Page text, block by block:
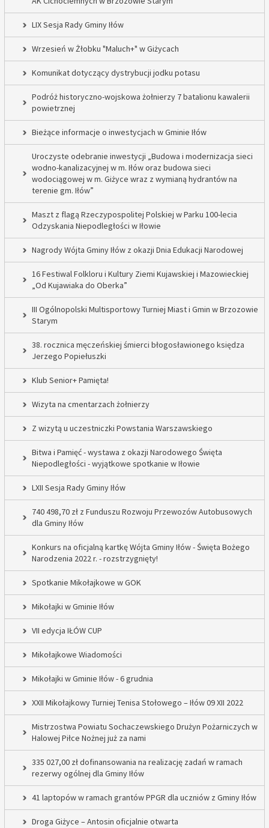
LIX Sesja Rady Gminy Iłów
Wrzesień w Żłobku "Maluch+" w Giżycach
Komunikat dotyczący dystrybucji jodku potasu
Podróż historyczno-wojskowa żołnierzy 7 batalionu kawalerii
powietrznej
Bieżące informacje o inwestycjach w Gminie Iłów
Uroczyste odebranie inwestycji „Budowa i modernizacja sieci
wodno-kanalizacyjnej w m. Iłów oraz budowa sieci
wodociągowej w m. Giżyce wraz z wymianą hydrantów na
terenie gm. Iłów”
Maszt z flagą Rzeczypospolitej Polskiej w Parku 100-lecia
Odzyskania Niepodległości w Iłowie
Nagrody Wójta Gminy Iłów z okazji Dnia Edukacji Narodowej
16 Festiwal Folkloru i Kultury Ziemi Kujawskiej i Mazowieckiej
„Od Kujawiaka do Oberka”
III Ogólnopolski Multisportowy Turniej Miast i Gmin w Brzozowie
Starym
38. rocznica męczeńskiej śmierci błogosławionego księdza
Jerzego Popiełuszki
Klub Senior+ Pamięta!
Wizyta na cmentarzach żołnierzy
Z wizytą u uczestniczki Powstania Warszawskiego
Bitwa i Pamięć - wystawa z okazji Narodowego Święta
Niepodległości - wyjątkowe spotkanie w Iłowie
LXII Sesja Rady Gminy Iłów
740 498,70 zł z Funduszu Rozwoju Przewozów Autobusowych
dla Gminy Iłów
Konkurs na oficjalną kartkę Wójta Gminy Iłów - Święta Bożego
Narodzenia 2022 r. - rozstrzygnięty!
Spotkanie Mikołajkowe w GOK
Mikołajki w Gminie Iłów
VII edycja IŁÓW CUP
Mikołajkowe Wiadomości
Mikołajki w Gminie Iłów - 6 grudnia
XXII Mikołajkowy Turniej Tenisa Stołowego – Iłów 09 XII 2022
Mistrzostwa Powiatu Sochaczewskiego Drużyn Pożarniczych w
Halowej Piłce Nożnej już za nami
335 027,00 zł dofinansowania na realizację zadań w ramach
rezerwy ogólnej dla Gminy Iłów
41 laptopów w ramach grantów PPGR dla uczniów z Gminy Iłów
Droga Giżyce – Antosin oficjalnie otwarta